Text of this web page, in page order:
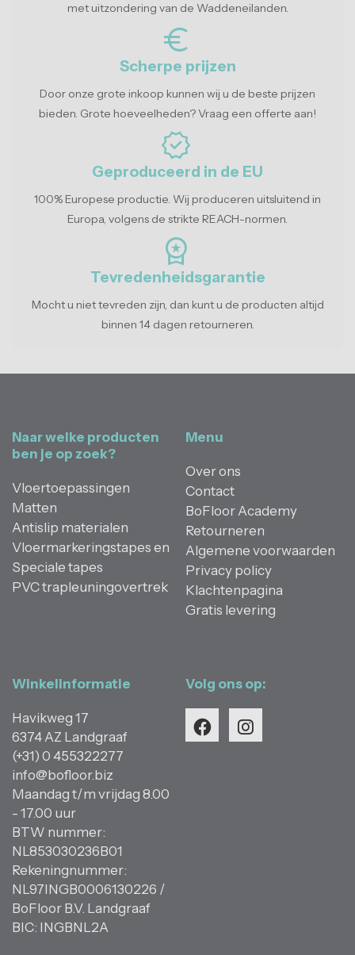
met uitzondering van de Waddeneilanden.
euro_symbol
Scherpe prijzen
Door onze grote inkoop kunnen wij u de beste prijzen
bieden. Grote hoeveelheden? Vraag een offerte aan!
verified
Geproduceerd in de EU
100% Europese productie. Wij produceren uitsluitend in
Europa, volgens de strikte REACH-normen.
workspace_premium
Tevredenheidsgarantie
Mocht u niet tevreden zijn, dan kunt u de producten altijd
binnen 14 dagen retourneren.
Naar welke producten
ben je op zoek?
Vloertoepassingen
Matten
Antislip materialen
Vloermarkeringstapes en
Speciale tapes
PVC trapleuningovertrek
Volg ons op:
Winkelinformatie
Havikweg 17
6374 AZ Landgraaf
(+31) 0 455322277
info@bofloor.biz
Maandag t/m vrijdag 8.00
- 17.00 uur
BTW nummer:
NL853030236B01
Rekeningnummer:
NL97INGB0006130226 /
BoFloor B.V. Landgraaf
BIC: INGBNL2A
Menu
Over ons
Contact
BoFloor Academy
Retourneren
Algemene voorwaarden
Privacy policy
Klachtenpagina
Gratis levering